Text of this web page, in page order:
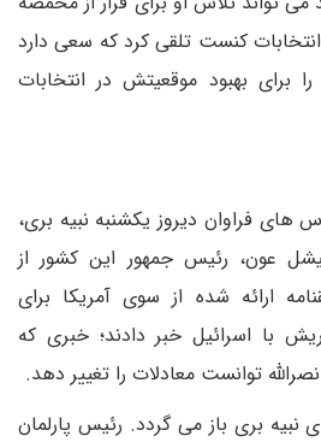
کنست تلقی کرد که سعی دارد
را برای بهبود موقعیتش در انتخابات
فراوان دیروز یکشنبه نبیه بری،
عون، رئیس جمهور این کشور از
ارائه شده از سوی آمریکا برای
با اسرائیل خبر دادند؛ خبری که
توانست معادلات را تغییر دهد.
نبیه بری باز می گردد. رئیس پارلمان